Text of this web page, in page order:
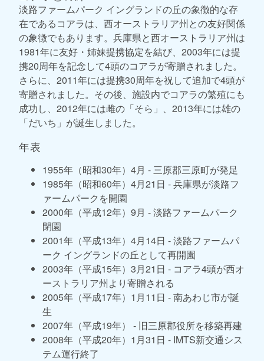
淡路ファームパーク イングランドの丘の象徴的な存
在であるコアラは、西オーストラリア州との友好関係
の象徴でもあります。兵庫県と西オーストラリア州は
1981年に友好・姉妹提携協定を結び、2003年には提
携20周年を記念して4頭のコアラが寄贈されました。
さらに、2011年には提携30周年を祝して追加で4頭が
寄贈されました。その後、施設内でコアラの繁殖にも
成功し、2012年には雌の「そら」、2013年には雄の
「だいち」が誕生しました。
年表
1955年（昭和30年）4月 - 三原郡三原町が発足
1985年（昭和60年）4月21日 - 兵庫県が淡路フ
ァームパークを開園
2000年（平成12年）9月 - 淡路ファームパーク
閉園
2001年（平成13年）4月14日 - 淡路ファームパ
ーク イングランドの丘として再開園
2003年（平成15年）3月21日 - コアラ4頭が西オ
ーストラリア州より寄贈される
2005年（平成17年）1月11日 - 南あわじ市が誕
生
2007年（平成19年） - 旧三原郡役所を移築再建
2008年（平成20年）1月31日 - IMTS新交通シス
テム運行終了